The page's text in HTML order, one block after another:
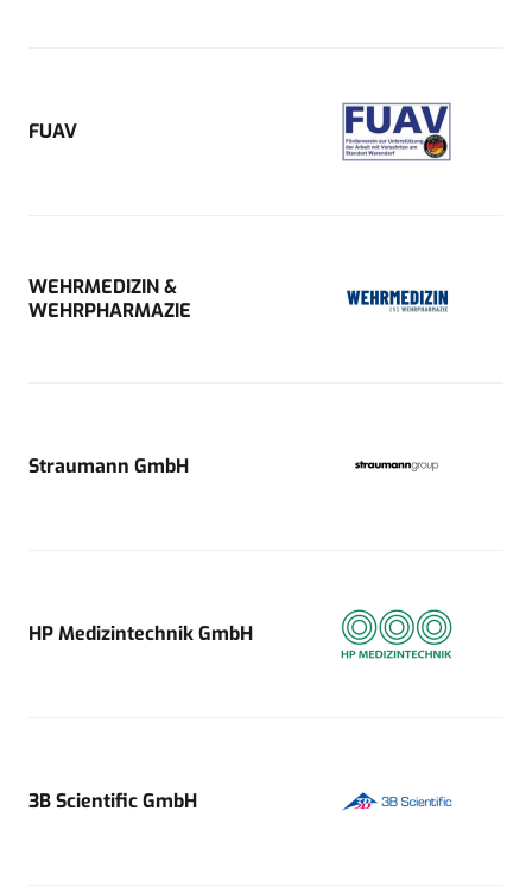
FUAV
WEHRMEDIZIN &
WEHRPHARMAZIE
Straumann GmbH
HP Medizintechnik GmbH
3B Scientific GmbH